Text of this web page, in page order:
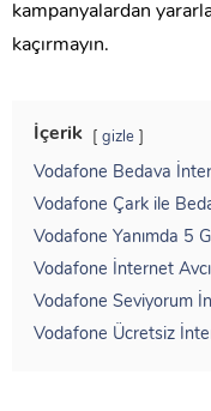
kampanyalardan
kaçırmayın.
İçerik gizle
Vodafone Bedava
Vodafone Çark ile
Vodafone Yanımda 5
Vodafone İnternet
Vodafone Seviyorum
Vodafone Ücretsiz